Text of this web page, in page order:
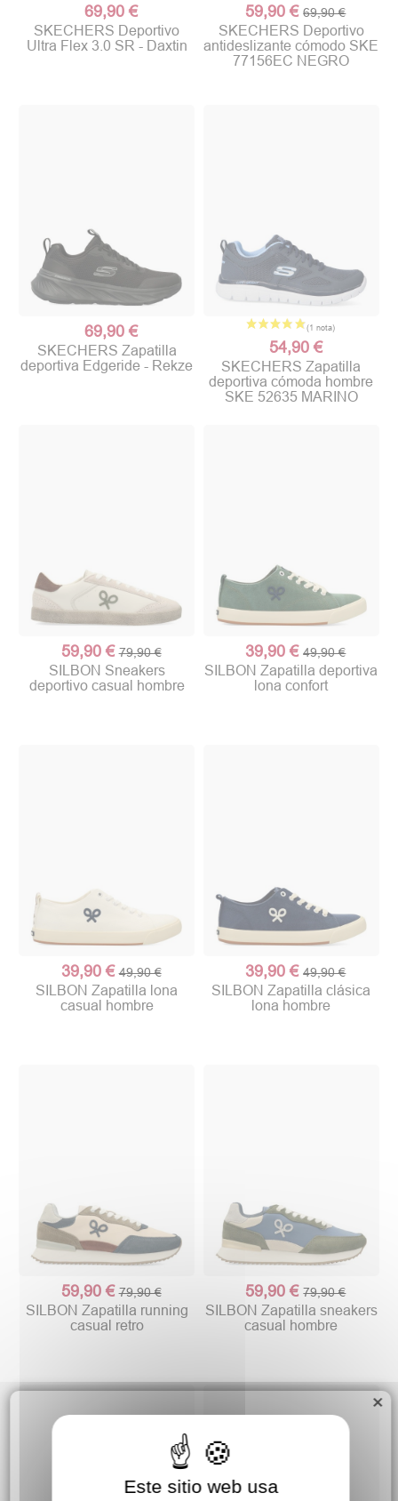
69,90 €
SKECHERS Deportivo
Ultra Flex 3.0 SR - Daxtin
59,90 € 69,90 €
SKECHERS Deportivo
antideslizante cómodo SKE
77156EC NEGRO
69,90 €
SKECHERS Zapatilla
deportiva Edgeride - Rekze
54,90 €
SKECHERS Zapatilla
deportiva cómoda hombre
SKE 52635 MARINO
59,90 € 79,90 €
SILBON Sneakers
deportivo casual hombre
39,90 € 49,90 €
SILBON Zapatilla deportiva
lona confort
39,90 € 49,90 €
SILBON Zapatilla lona
casual hombre
39,90 € 49,90 €
SILBON Zapatilla clásica
lona hombre
59,90 € 79,90 €
SILBON Zapatilla running
casual retro
59,90 € 79,90 €
SILBON Zapatilla sneakers
casual hombre
×
Este sitio web usa